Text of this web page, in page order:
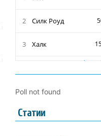
Poll not found
Статии